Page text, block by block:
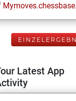
Latest App